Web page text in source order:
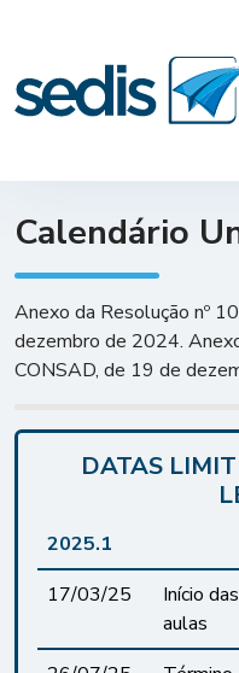
Calendário
Anexo da Resolução nº
dezembro de 2024.
CONSAD, de 19 de
DATAS
2025.1
17/03/25
Início das
aulas